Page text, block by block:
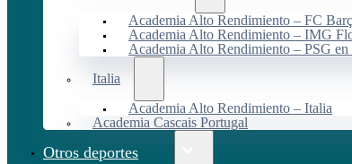
Academia Alto Rendimiento – FC
Academia Alto Rendimiento – IMG
Academia Alto Rendimiento – PSG
Italia
Academia Alto Rendimiento – Italia
Academia Cascais Portugal
Otros deportes